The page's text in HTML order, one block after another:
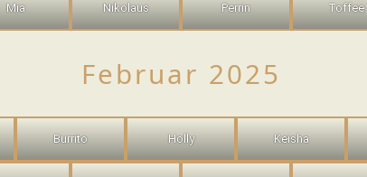
Mia Nikolaus Perrin Toffee
Februar 2025
Burrito Holly Keisha